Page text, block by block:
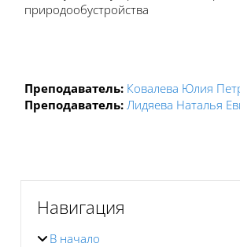
природообустройства
Преподаватель: Ковалева Юлия
Преподаватель: Лидяева Наталья
Навигация
В начало